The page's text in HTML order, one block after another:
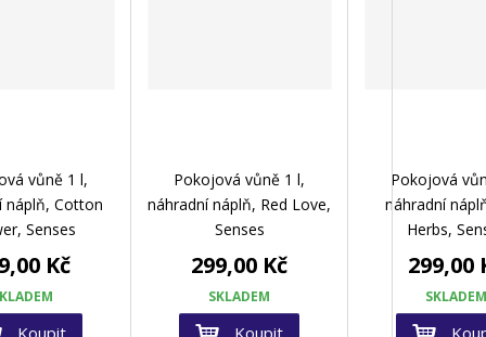
vůně 1 l,
náplň, Cotton
Senses
Kč
Koupit
Pokojová vůně 1 l,
náhradní náplň, Red Love,
Senses
299,00 Kč
SKLADEM
Koupit
Pokojová
náhradní
Herbs,
299,00
SKLADEM